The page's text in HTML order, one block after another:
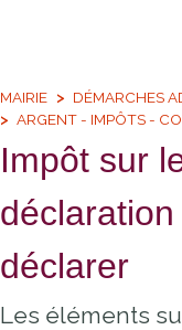
MAIRIE
DÉMARCHES
ARGENT - IMPÔTS -
Impôt sur
déclarer
Les éléments